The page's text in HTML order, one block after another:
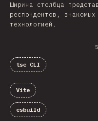
Ширина столбца
респондентов,
технологией.
tsc CLI
Vite
esbuild